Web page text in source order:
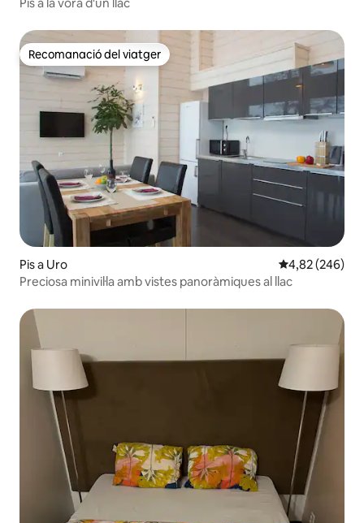
Recomanació del viatger
Recomanació del viatger
Pis a Uro 4,82 de
4,82 (246)
Preciosa minivil·la amb vistes panoràmiques al llac